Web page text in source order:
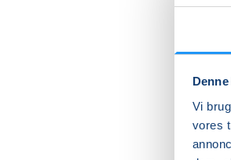
Vi
vores